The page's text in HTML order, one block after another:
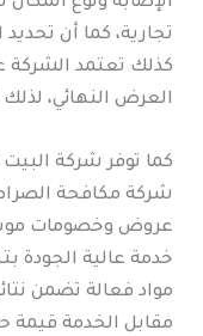
تجارية، كما أن
كذلك تعتمد الشركة
العرض النهائي،
كما توفر شركة
شركة مكافحة
عروض وخصومات
خدمة عالية الجودة
مواد فعالة تضمن
مقابل الخدمة قيمة